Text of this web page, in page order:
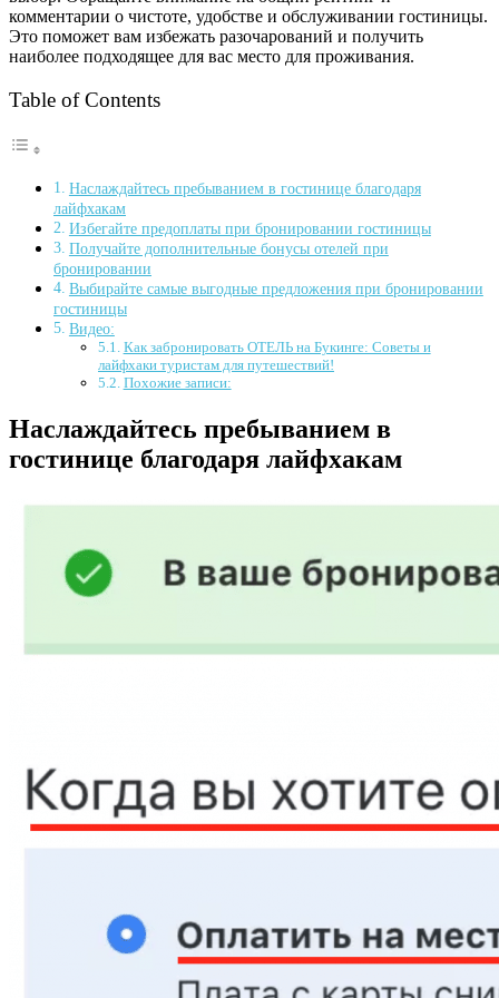
комментарии о чистоте, удобстве и обслуживании гостиницы.
Это поможет вам избежать разочарований и получить
наиболее подходящее для вас место для проживания.
Table of Contents
Наслаждайтесь пребыванием в гостинице благодаря
лайфхакам
Избегайте предоплаты при бронировании гостиницы
Получайте дополнительные бонусы отелей при
бронировании
Выбирайте самые выгодные предложения при бронировании
гостиницы
Видео:
Как забронировать ОТЕЛЬ на Букинге: Советы и
лайфхаки туристам для путешествий!
Похожие записи:
Наслаждайтесь пребыванием в
гостинице благодаря лайфхакам